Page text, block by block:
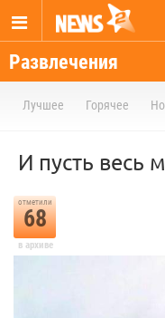
Развлечения
Лучшее Горячее
И пусть весь
отметили
68
в архиве